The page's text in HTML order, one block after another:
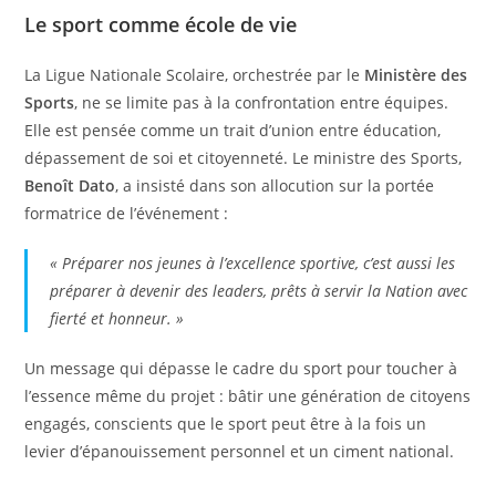
Le sport comme école de vie
La Ligue Nationale Scolaire, orchestrée par le Ministère des
Sports, ne se limite pas à la confrontation entre équipes.
Elle est pensée comme un trait d’union entre éducation,
dépassement de soi et citoyenneté. Le ministre des Sports,
Benoît Dato, a insisté dans son allocution sur la portée
formatrice de l’événement :
« Préparer nos jeunes à l’excellence sportive, c’est aussi les
préparer à devenir des leaders, prêts à servir la Nation avec
fierté et honneur. »
Un message qui dépasse le cadre du sport pour toucher à
l’essence même du projet : bâtir une génération de citoyens
engagés, conscients que le sport peut être à la fois un
levier d’épanouissement personnel et un ciment national.